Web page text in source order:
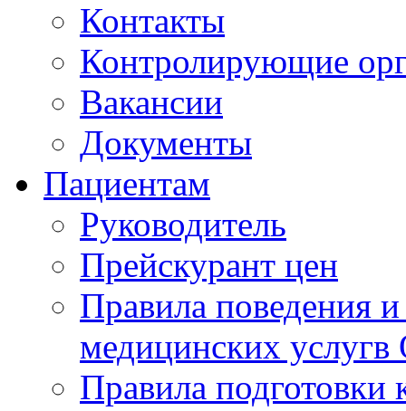
Контакты
Контролирующие
Вакансии
Документы
Пациентам
Руководитель
Прейскурант цен
Правила поведения
медицинских
Правила подготовки